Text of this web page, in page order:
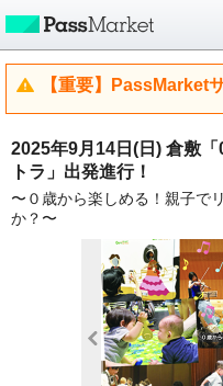
【重要】PassMarket
2025年9月14日(日) 倉敷
トラ」出発進行！
〜０歳から楽しめる！親子で
か？〜